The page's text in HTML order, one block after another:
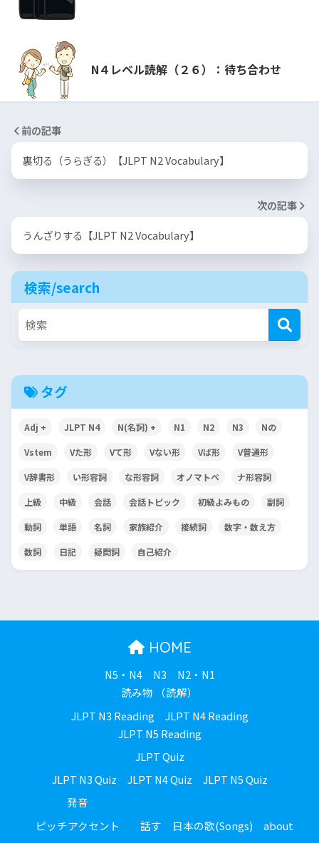
N４レベル読解（２６）：待ち合わせ
前の記事
裏切る（うらぎる）【JLPT N2 Vocabulary】
次の記事
うんざりする【JLPT N2 Vocabulary】
検索/search
タグ
Adj + JLPT N4 N(名詞) + N1 N2 N3 Nの
Vstem Vた形 Vて形 Vない形 Vば形 V普通形
V辞書形 い形容詞 な形容詞 オノマトペ ナ形容詞
上級 中級 会話 会話トピック 初級よみもの 副詞
動詞 単語 名詞 家族紹介 接続詞 数字・数え方
数詞 日記 疑問詞 自己紹介
HOME
N5・N4 N3
N2・N1
読み物 （読解）
JLPT N3 Reading
JLPT N4 Reading
JLPT N5 Reading
JLPT Quiz
JLPT N3 Quiz
JLPT N4 Quiz
JLPT N5 Quiz
発音
ピッチアクセント
話す 日本の歌(Songs) about